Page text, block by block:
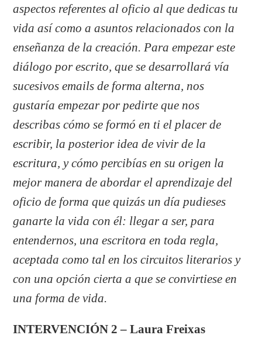
aspectos referentes al oficio al que dedicas tu
vida así como a asuntos relacionados con la
enseñanza de la creación. Para empezar este
diálogo por escrito, que se desarrollará vía
sucesivos emails de forma alterna, nos
gustaría empezar por pedirte que nos
describas cómo se formó en ti el placer de
escribir, la posterior idea de vivir de la
escritura, y cómo percibías en su origen la
mejor manera de abordar el aprendizaje del
oficio de forma que quizás un día pudieses
ganarte la vida con él: llegar a ser, para
entendernos, una escritora en toda regla,
aceptada como tal en los circuitos literarios y
con una opción cierta a que se convirtiese en
una forma de vida.
INTERVENCIÓN 2 – Laura Freixas